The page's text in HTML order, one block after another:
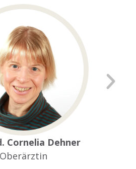
Cornelia Dehner
Oberärztin